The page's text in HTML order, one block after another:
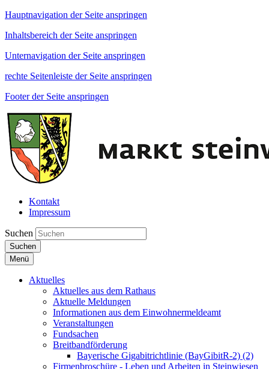
Hauptnavigation der Seite anspringen
Inhaltsbereich der Seite anspringen
Unternavigation der Seite anspringen
rechte Seitenleiste der Seite anspringen
Footer der Seite anspringen
Kontakt
Impressum
Suchen
Suchen
Menü
Aktuelles
Aktuelles aus dem Rathaus
Aktuelle Meldungen
Informationen aus dem Einwohnermeldeamt
Veranstaltungen
Fundsachen
Breitbandförderung
Bayerische Gigabitrichtlinie (BayGibitR-2) (2)
Firmenbroschüre - Leben und Arbeiten in Steinwiesen